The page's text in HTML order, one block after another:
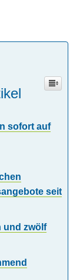
sofort auf
seit
und zwölf